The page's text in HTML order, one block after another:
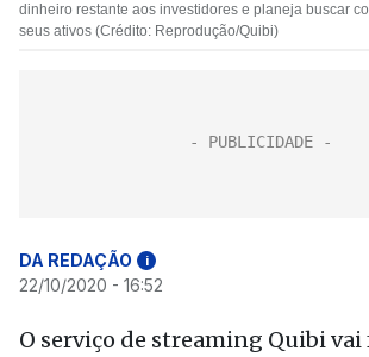
dinheiro restante aos investidores e planeja buscar
seus ativos (Crédito: Reprodução/Quibi)
DA REDAÇÃO i
22/10/2020 - 16:52
O serviço de streaming Quibi vai